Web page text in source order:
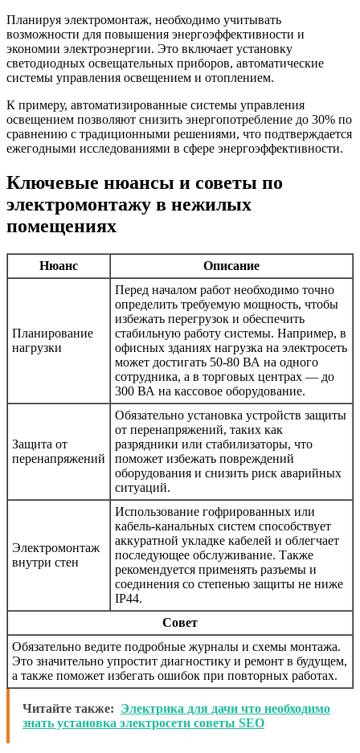
Планируя электромонтаж, необходимо учитывать
возможности для повышения энергоэффективности и
экономии электроэнергии. Это включает установку
светодиодных освещательных приборов, автоматические
системы управления освещением и отоплением.
К примеру, автоматизированные системы управления
освещением позволяют снизить энергопотребление до 30% по
сравнению с традиционными решениями, что подтверждается
ежегодными исследованиями в сфере энергоэффективности.
Ключевые нюансы и советы по
электромонтажу в нежилых
помещениях
Нюанс Описание
Планирование
нагрузки
Перед началом работ необходимо точно
определить требуемую мощность, чтобы
избежать перегрузок и обеспечить
стабильную работу системы. Например, в
офисных зданиях нагрузка на электросеть
может достигать 50-80 ВА на одного
сотрудника, а в торговых центрах — до
300 ВА на кассовое оборудование.
Защита от
перенапряжений
Обязательно установка устройств защиты
от перенапряжений, таких как
разрядники или стабилизаторы, что
поможет избежать повреждений
оборудования и снизить риск аварийных
ситуаций.
Электромонтаж
внутри стен
Использование гофрированных или
кабель-канальных систем способствует
аккуратной укладке кабелей и облегчает
последующее обслуживание. Также
рекомендуется применять разъемы и
соединения со степенью защиты не ниже
IP44.
Совет
Обязательно ведите подробные журналы и схемы монтажа.
Это значительно упростит диагностику и ремонт в будущем,
а также поможет избегать ошибок при повторных работах.
Читайте также: Электрика для дачи что необходимо
знать установка электросети советы SEO